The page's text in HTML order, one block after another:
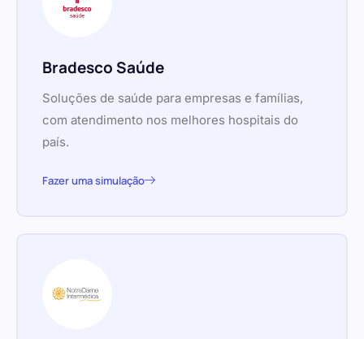
Bradesco Saúde
Soluções de saúde para empresas e famílias,
com atendimento nos melhores hospitais do
país.
Fazer uma simulação